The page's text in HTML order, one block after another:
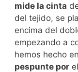
mide la cinta
del tejido, se
encima del
empezando a
hemos hecho
pespunte por